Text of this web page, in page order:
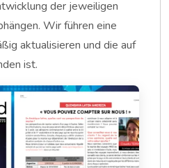
der jeweiligen
Wir führen eine
aktualisieren und die auf
ist.